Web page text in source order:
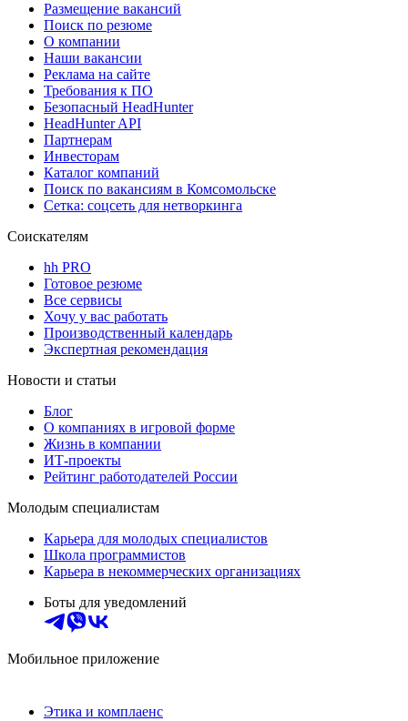
Размещение вакансий
Поиск по резюме
О компании
Наши вакансии
Реклама на сайте
Требования к ПО
Безопасный HeadHunter
HeadHunter API
Партнерам
Инвесторам
Каталог компаний
Поиск по вакансиям в Комсомольске
Сетка: соцсеть для нетворкинга
Соискателям
hh PRO
Готовое резюме
Все сервисы
Хочу у вас работать
Производственный календарь
Экспертная рекомендация
Новости и статьи
Блог
О компаниях в игровой форме
Жизнь в компании
ИТ-проекты
Рейтинг работодателей России
Молодым специалистам
Карьера для молодых специалистов
Школа программистов
Карьера в некоммерческих организациях
Боты для уведомлений
Мобильное приложение
Этика и комплаенс